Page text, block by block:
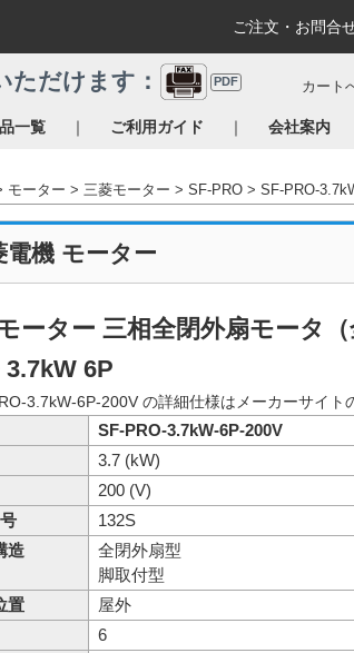
ご注文・お問合
一覧 ｜ ご利用ガイド ｜ 会社案内
ただけます： PDF カート
モーター 三菱モーター SF-PRO SF-PRO-
電機 モーター
ーター 三相全閉外扇モータ
3.7kW 6P
3.7kW-6P-200V の詳細仕様はメーカーサイト
SF-PRO-3.7kW-6P-200V
3.7 (kW)
200 (V)
132S
造
全閉外扇型
脚取付型
置
屋外
6